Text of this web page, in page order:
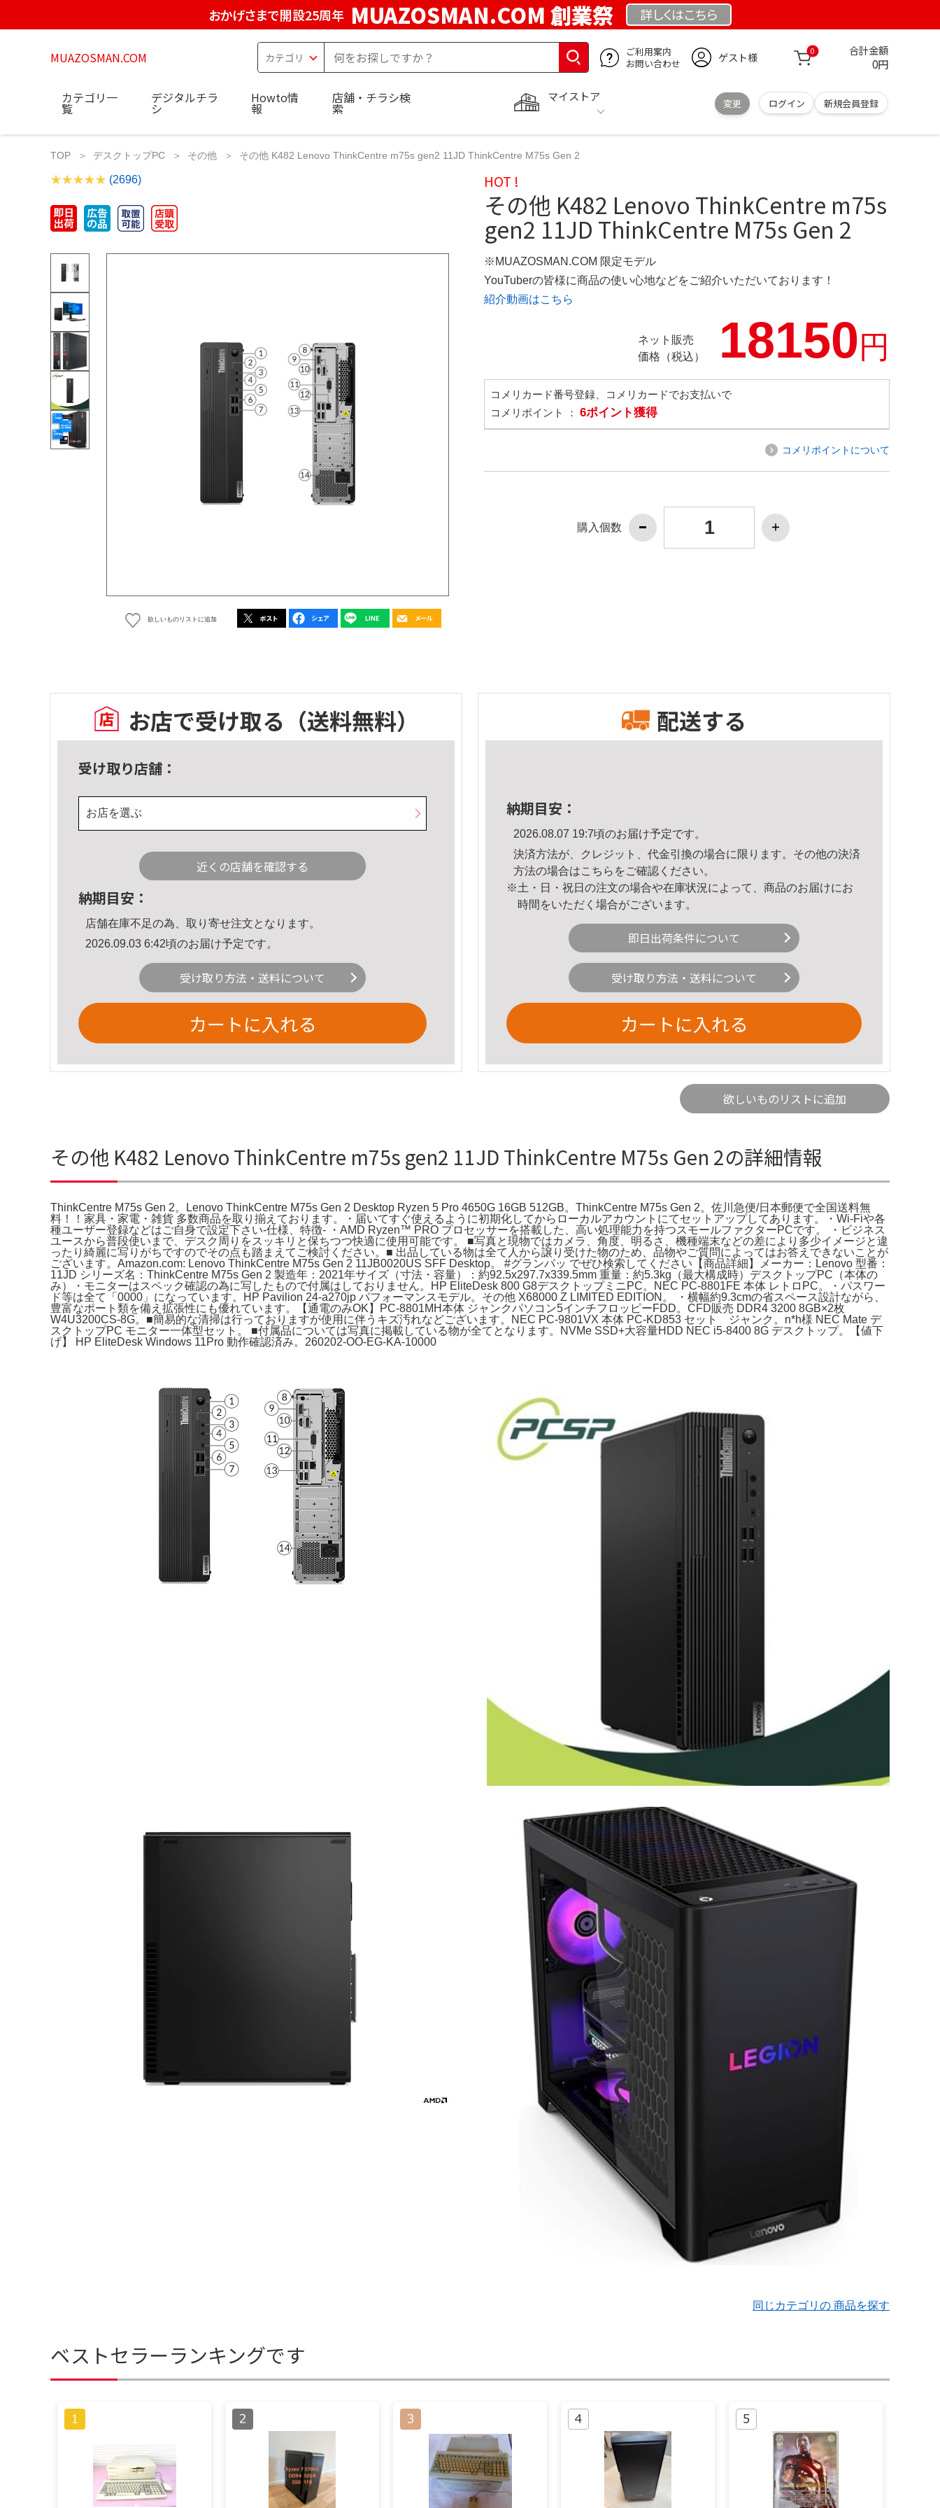
おかげさまで開設25周年 MUAZOSMAN.COM 創業祭 詳しくはこちら
MUAZOSMAN.COM
ご利用案内
お問い合わせ
ゲスト様 0 合計金額
0円
マイストア
変更 ログイン 新規会員登録
カテゴリ一
覧
デジタルチラ
シ
Howto情
報
店舗・チラシ検
索
TOP デスクトップPC その他 その他 K482 Lenovo ThinkCentre m75s gen2 11JD ThinkCentre M75s Gen 2
(2696)
欲しいものリストに追加
HOT !
その他 K482 Lenovo ThinkCentre m75s
gen2 11JD ThinkCentre M75s Gen 2
※MUAZOSMAN.COM 限定モデル
YouTuberの皆様に商品の使い心地などをご紹介いただいております！
紹介動画はこちら
ネット販売
価格（税込）
18150円
コメリカード番号登録、コメリカードでお支払いで
コメリポイント ： 6ポイント獲得
コメリポイントについて
購入個数
お店で受け取る （送料無料）
受け取り店舗：
お店を選ぶ
近くの店舗を確認する
納期目安：
店舗在庫不足の為、取り寄せ注文となります。
2026.09.03 6:42頃のお届け予定です。
受け取り方法・送料について
カートに入れる
配送する
納期目安：
2026.08.07 19:7頃のお届け予定です。
決済方法が、クレジット、代金引換の場合に限ります。その他の決済
方法の場合はこちら をご確認ください。
※土・日・祝日の注文の場合や在庫状況によって、商品のお届けにお
時間をいただく場合がございます。
即日出荷条件について
受け取り方法・送料について
カートに入れる
欲しいものリストに追加
その他 K482 Lenovo ThinkCentre m75s gen2 11JD ThinkCentre M75s Gen 2の詳細情報
ThinkCentre M75s Gen 2。Lenovo ThinkCentre M75s Gen 2 Desktop Ryzen 5 Pro 4650G 16GB 512GB。ThinkCentre M75s Gen 2。佐川急便/日本郵便で全国送料無
料！！家具・家電・雑貨 多数商品を取り揃えております。・届いてすぐ使えるように初期化してからローカルアカウントにてセットアップしてあります。・Wi-Fiや各
種ユーザー登録などはご自身で設定下さい-仕様、特徴- ・AMD Ryzen™ PRO プロセッサーを搭載した、高い処理能力を持つスモールファクターPCです。 ・ビジネス
ユースから普段使いまで、デスク周りをスッキリと保ちつつ快適に使用可能です。 ■写真と現物ではカメラ、角度、明るさ、機種端末などの差により多少イメージと違
ったり綺麗に写りがちですのでその点も踏まえてご検討ください。■ 出品している物は全て人から譲り受けた物のため、品物やご質問によってはお答えできないことが
ございます。Amazon.com: Lenovo ThinkCentre M75s Gen 2 11JB0020US SFF Desktop。 #グランパッ でぜひ検索してください【商品詳細】メーカー：Lenovo 型番：
11JD シリーズ名：ThinkCentre M75s Gen 2 製造年：2021年サイズ（寸法・容量）：約92.5x297.7x339.5mm 重量：約5.3kg（最大構成時）デスクトップPC（本体の
み）・モニターはスペック確認の為に写したもので付属はしておりません。HP EliteDesk 800 G8デスクトップミニPC。NEC PC-8801FE 本体 レトロPC。・パスワー
ド等は全て「0000」になっています。HP Pavilion 24-a270jp パフォーマンスモデル。その他 X68000 Z LIMITED EDITION。 ・横幅約9.3cmの省スペース設計ながら、
豊富なポート類を備え拡張性にも優れています。【通電のみOK】PC-8801MH本体 ジャンクパソコン5インチフロッピーFDD。CFD販売 DDR4 3200 8GB×2枚
W4U3200CS-8G。■簡易的な清掃は行っておりますが使用に伴うキズ汚れなどございます。NEC PC-9801VX 本体 PC-KD853 セット ジャンク。n*h様 NEC Mate デ
スクトップPC モニター一体型セット。 ■付属品については写真に掲載している物が全てとなります。NVMe SSD+大容量HDD NEC i5-8400 8G デスクトップ。【値下
げ】 HP EliteDesk Windows 11Pro 動作確認済み。260202-OO-EG-KA-10000
同じカテゴリの 商品を探す
ベストセラーランキングです